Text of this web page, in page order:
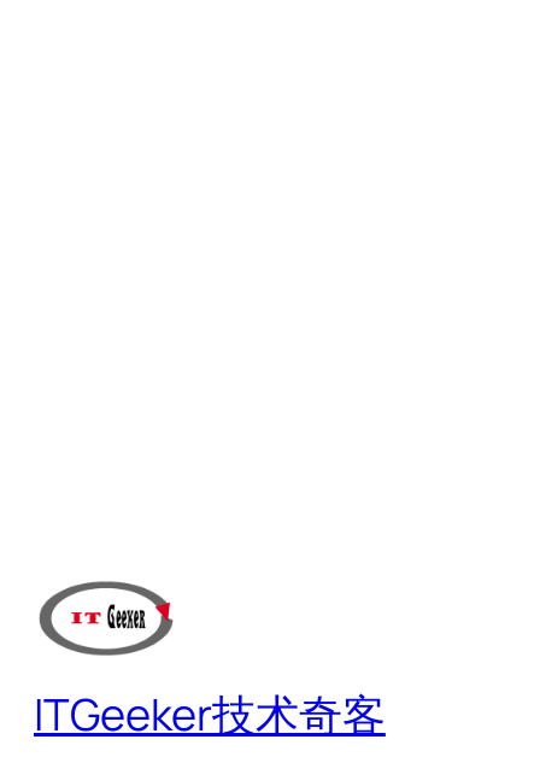
ITGeeker技术奇客